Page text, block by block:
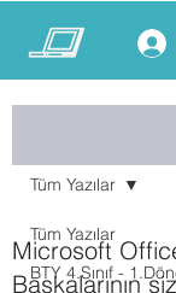
Tüm Yazılar
BTY 4.Sınıf -
Tüm Yazılar
Microsoft
Başkalarının